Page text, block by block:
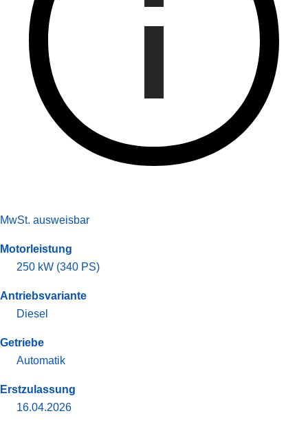
MwSt. ausweisbar
Motorleistung
250 kW (340 PS)
Antriebsvariante
Diesel
Getriebe
Automatik
Erstzulassung
16.04.2026